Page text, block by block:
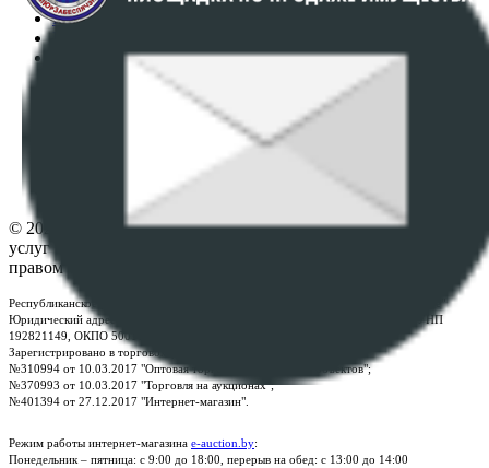
Регламент организации и проведения торгов
Политика в отношении обработки персональных
ПОЛОЖЕНИЕ О ПОЛИТИКЕ ОБРАБОТКИ COOKIE-
Настройки cookie-файлов
© 2026 Республиканское унитарное предприятие по оказанию
услуг "БелЮрОбеспечение" - Все права защищены авторским
правом
Республиканское унитарное предприятие по оказанию услуг "БелЮрОбеспечение"
Юридический адрес: г. Минск, пр-т. Дзержинского, 1Б, e-mail:
, УНП
192821149, ОКПО 500111895000
Зарегистрировано в торговом реестре Республики Беларусь:
№310994 от 10.03.2017 "Оптовая торговля без торговых объектов";
№370993 от 10.03.2017 "Торговля на аукционах";
№401394 от 27.12.2017 "Интернет-магазин".
Режим работы интернет-магазина e-auction.by:
Понедельник – пятница: с 9:00 до 18:00, перерыв на обед: с 13:00 до 14:00